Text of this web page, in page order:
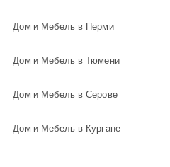
Дом и Мебель в Перми
Дом и Мебель в Тюмени
Дом и Мебель в Серове
Дом и Мебель в Кургане